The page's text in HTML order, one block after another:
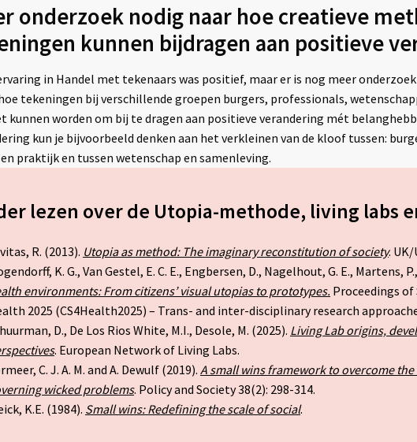
onderzoek nodig naar hoe creatieve
kunnen bijdragen aan positieve
in Handel met tekenaars was positief, maar er is nog meer
tekeningen bij verschillende groepen burgers, professionals,
kunnen worden om bij te dragen aan positieve verandering mét
kun je bijvoorbeeld denken aan het verkleinen van de kloof tussen:
praktijk en tussen wetenschap en samenleving.
lezen over de Utopia-methode, living labs
R. (2013). Utopia as method: The imaginary reconstitution of society.
K. G., Van Gestel, E. C. E., Engbersen, D., Nagelhout, G. E., Martens,
environments: From citizens’ visual utopias to prototypes. Proceedings of
2025 (CS4Health2025) – Trans- and inter-disciplinary research
D., De Los Rios White, M.I., Desole, M. (2025). Living Lab origins,
. European Network of Living Labs.
C. J. A. M. and A. Dewulf (2019). A small wins framework to overcome
wicked problems. Policy and Society 38(2): 298-314.
K.E. (1984). Small wins: Redefining the scale of social.